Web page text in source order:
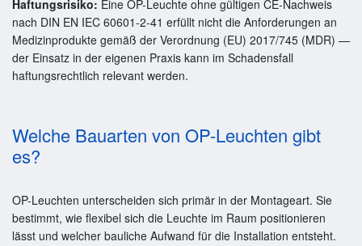
Haftungsrisiko: Eine OP-Leuchte ohne gültigen CE-Nachweis
nach DIN EN IEC 60601-2-41 erfüllt nicht die Anforderungen an
Medizinprodukte gemäß der Verordnung (EU) 2017/745 (MDR) —
der Einsatz in der eigenen Praxis kann im Schadensfall
haftungsrechtlich relevant werden.
Welche Bauarten von OP-Leuchten gibt
es?
OP-Leuchten unterscheiden sich primär in der Montageart. Sie
bestimmt, wie flexibel sich die Leuchte im Raum positionieren
lässt und welcher bauliche Aufwand für die Installation entsteht.